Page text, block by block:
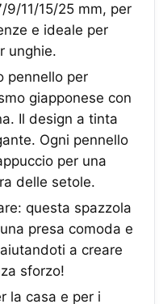
9/11/15/25 mm, per
e ideale per
unghie.
pennello per
giapponese con
Il design a tinta
Ogni pennello
per una
delle setole.
questa spazzola
presa comoda e
a creare
sforzo!
la casa e per i